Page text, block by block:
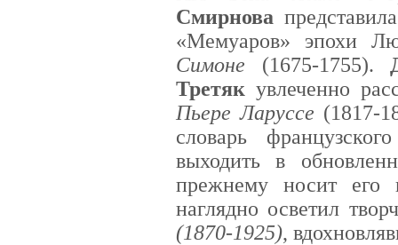
Смирнова
«Мемуаров» эпохи
Симоне (1675-1755).
Третяк увлеченно
Пьере Ларуссе (1817-
словарь
выходить в
прежнему носит
наглядно осветил
(1870-1925),